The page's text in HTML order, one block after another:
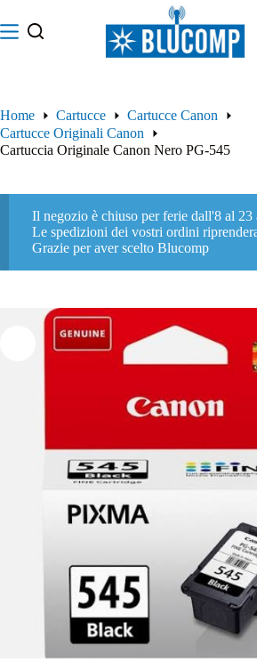
al
contenuto
Home Cartucce
Cartucce Canon
Cartucce Originali Canon
Cartuccia Originale Canon Nero PG-545
Il negozio è chiuso per ferie dall'8 al 23
Le spedizioni dei vostri ordini
Grazie per aver scelto Blucomp